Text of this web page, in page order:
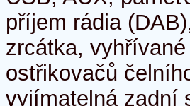
příjem rádia
zrcátka,
ostřikovačů
vyjímatelná zadní